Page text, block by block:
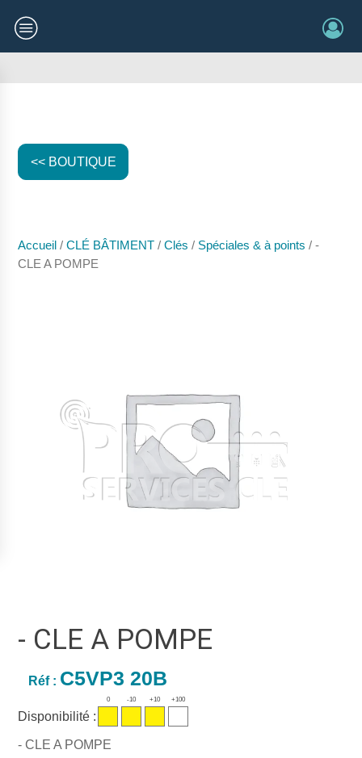
<< BOUTIQUE
Accueil /CLÉ BÂTIMENT /Clés / Spéciales & à points / -
CLE A POMPE
- CLE A POMPE
Réf : C5VP3 20B
Disponibilité :
0 -10 +10 +100
- CLE A POMPE